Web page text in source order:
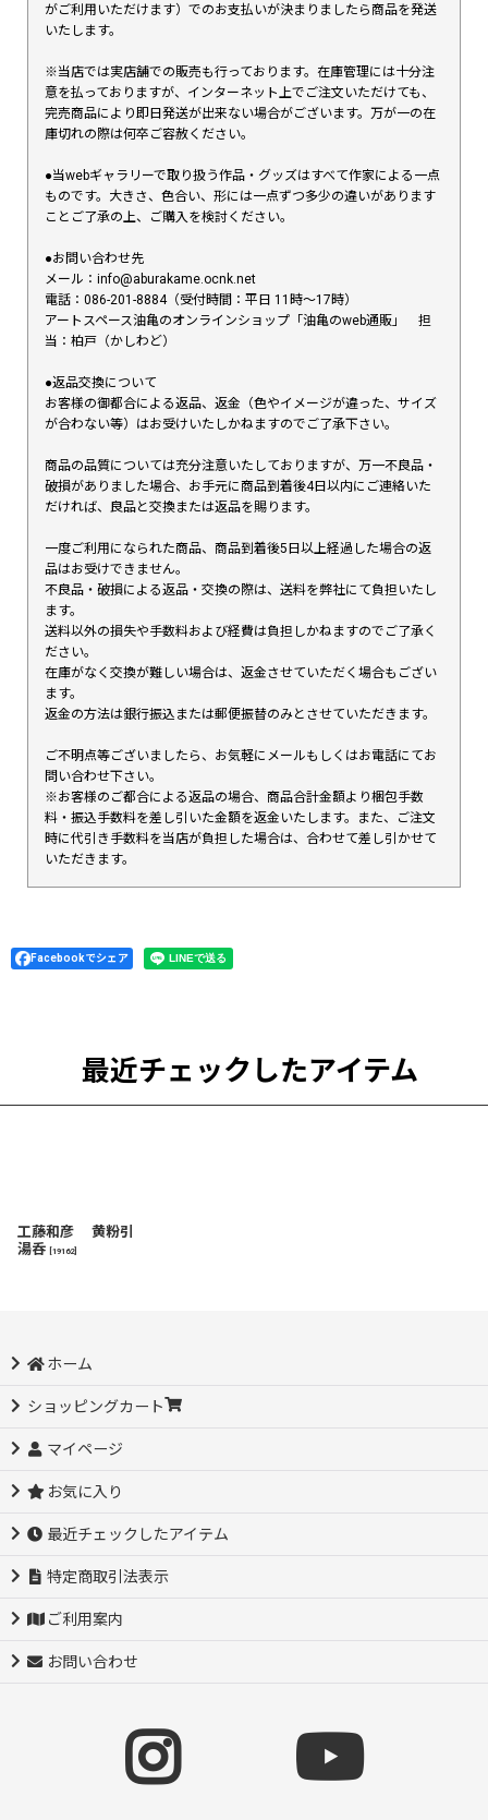
がご利用いただけます）でのお支払いが決まりましたら商品を発送
いたします。
※当店では実店舗での販売も行っております。在庫管理には十分注
意を払っておりますが、インターネット上でご注文いただけても、
完売商品により即日発送が出来ない場合がございます。万が一の在
庫切れの際は何卒ご容赦ください。
●当webギャラリーで取り扱う作品・グッズはすべて作家による一点
ものです。大きさ、色合い、形には一点ずつ多少の違いがあります
ことご了承の上、ご購入を検討ください。
●お問い合わせ先
メール：info@aburakame.ocnk.net
電話：086-201-8884（受付時間：平日 11時〜17時）
アートスペース油亀のオンラインショップ「油亀のweb通販」 担
当：柏戸（かしわど）
●返品交換について
お客様の御都合による返品、返金（色やイメージが違った、サイズ
が合わない等）はお受けいたしかねますのでご了承下さい。
商品の品質については充分注意いたしておりますが、万一不良品・
破損がありました場合、お手元に商品到着後4日以内にご連絡いた
だければ、良品と交換または返品を賜ります。
一度ご利用になられた商品、商品到着後5日以上経過した場合の返
品はお受けできません。
不良品・破損による返品・交換の際は、送料を弊社にて負担いたし
ます。
送料以外の損失や手数料および経費は負担しかねますのでご了承く
ださい。
在庫がなく交換が難しい場合は、返金させていただく場合もござい
ます。
返金の方法は銀行振込または郵便振替のみとさせていただきます。
ご不明点等ございましたら、お気軽にメールもしくはお電話にてお
問い合わせ下さい。
※お客様のご都合による返品の場合、商品合計金額より梱包手数
料・振込手数料を差し引いた金額を返金いたします。また、ご注文
時に代引き手数料を当店が負担した場合は、合わせて差し引かせて
いただきます。
Facebookでシェア
最近チェックしたアイテム
工藤和彦 黄粉引
湯呑
19162]
ホーム
ショッピングカート
マイページ
お気に入り
最近チェックしたアイテム
特定商取引法表示
ご利用案内
お問い合わせ